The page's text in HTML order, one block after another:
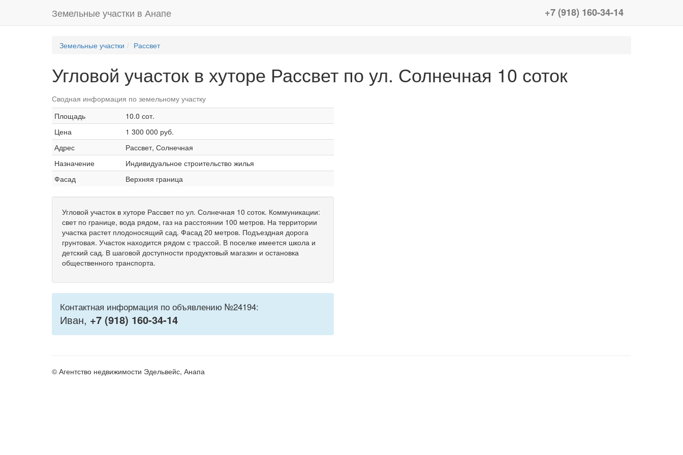
Земельные участки в Анапе +7 (918) 160-34-14
Земельные участки Рассвет
Угловой участок в хуторе Рассвет по ул. Солнечная 10 соток
Сводная информация по земельному участку
Площадь
10.0 сот.
Цена
1 300 000 руб.
Адрес
Рассвет, Солнечная
Назначение
Индивидуальное строительство жилья
Фасад
Верхняя граница
Угловой участок в хуторе Рассвет по ул. Солнечная 10 соток. Коммуникации:
свет по границе, вода рядом, газ на расстоянии 100 метров. На территории
участка растет плодоносящий сад. Фасад 20 метров. Подъездная дорога
грунтовая. Участок находится рядом с трассой. В поселке имеется школа и
детский сад. В шаговой доступности продуктовый магазин и остановка
общественного транспорта.
Контактная информация по объявлению №24194:
Иван, +7 (918) 160-34-14
© Агентство недвижимости Эдельвейс, Анапа